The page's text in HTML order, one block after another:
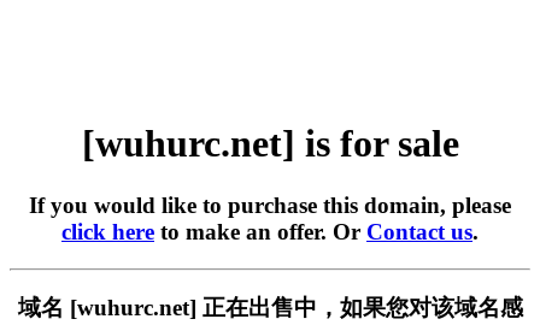
[wuhurc.net] is for sale
If you would like to purchase this domain, please
click here to make an offer. Or Contact us.
域名 [wuhurc.net] 正在出售中，如果您对该域名感